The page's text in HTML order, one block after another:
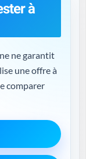
à
ne garantit
une offre à